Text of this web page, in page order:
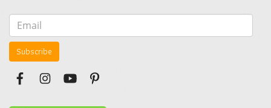
Subscribe